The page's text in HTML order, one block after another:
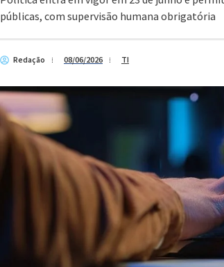
públicas, com supervisão humana obrigatória
Redação 08/06/2026 TI